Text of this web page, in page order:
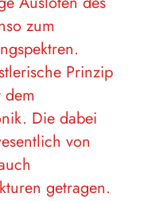
zum
Prinzip
Die dabei
von
getragen.